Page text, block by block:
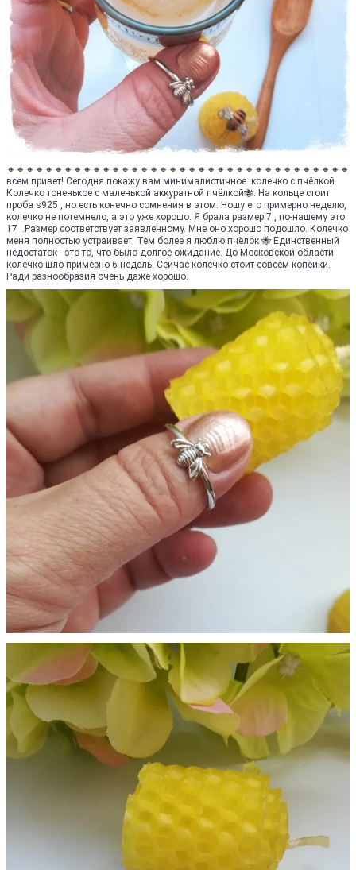
🔸🔸🔸🔸🔸🔸🔸🔸🔸🔸🔸🔸🔸🔸🔸🔸🔸🔸🔸🔸🔸🔸🔸🔸🔸🔸🔸🔸🔸🔸🔸🔸🔸🔸🔸🔸
всем привет! Сегодня покажу вам минималистичное колечко с пчёлкой.
Колечко тоненькое с маленькой аккуратной пчёлкой🐝. На кольце стоит
проба s925 , но есть конечно сомнения в этом. Ношу его примерно неделю,
колечко не потемнело, а это уже хорошо. Я брала размер 7 , по-нашему это
17 .Размер соответствует заявленному. Мне оно хорошо подошло. Колечко
меня полностью устраивает. Тем более я люблю пчёлок 🐝 Единственный
недостаток - это то, что было долгое ожидание. До Московской области
колечко шло примерно 6 недель. Сейчас колечко стоит совсем копейки.
Ради разнообразия очень даже хорошо.